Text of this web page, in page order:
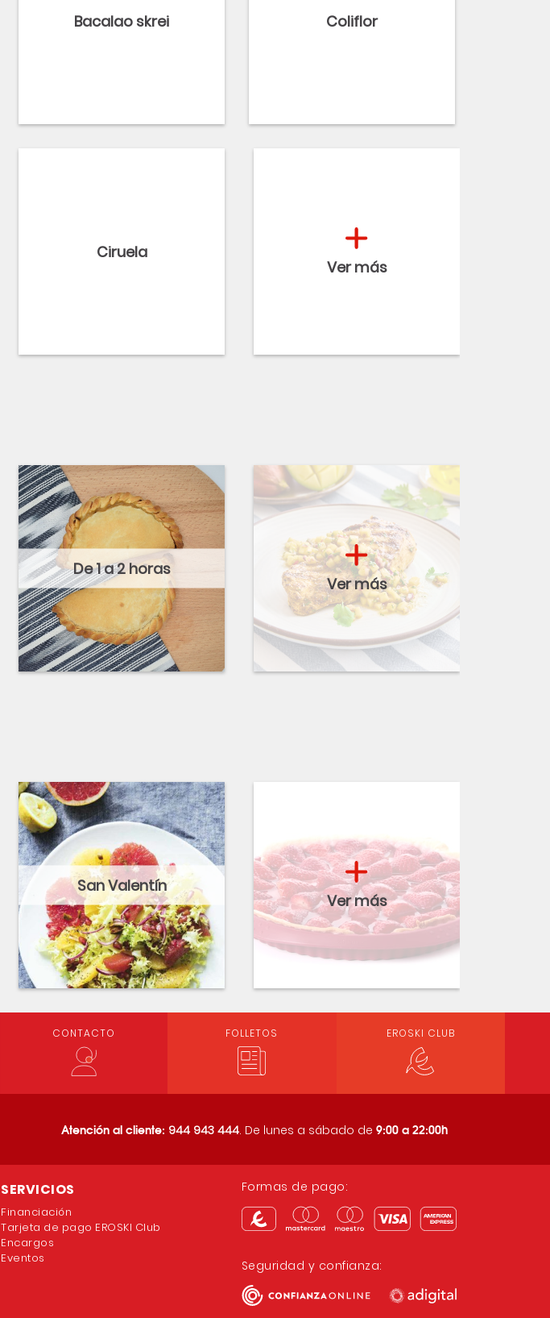
Bacalao skrei Coliflor
Ciruela
Ver más
De 1 a 2 horas
Ver más
San Valentín
Ver más
CONTACTO FOLLETOS EROSKI CLUB
Atención al cliente: 944 943 444. De lunes a sábado de 9:00 a 22:00h
SERVICIOS
Financiación
Tarjeta de pago EROSKI Club
Encargos
Eventos
Formas de pago:
Seguridad y confianza: